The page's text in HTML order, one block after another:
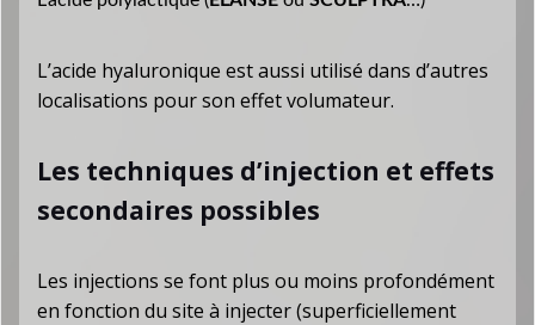
L’acide hyaluronique est aussi utilisé dans d’autres
localisations pour son effet volumateur.
Les techniques d’injection et effets
secondaires possibles
Les injections se font plus ou moins profondément
en fonction du site à injecter (superficiellement